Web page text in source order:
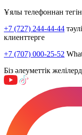
Ұялы телефоннан
+7 (727) 244-44-44
клиенттерге
+7 (707) 000-25-52
Біз әлеуметтік